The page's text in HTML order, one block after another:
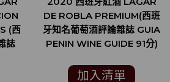
(西
誌
DE ROBLA PREMIUM(西班
牙知名葡萄酒評論雜誌 GUIA
PENIN WINE GUIDE 91分)
加入清單